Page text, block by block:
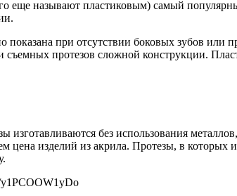
еще называют пластиковым) самый
показана при отсутствии боковых зубов или
съемных протезов сложной конструкции.
изготавливаются без использования
цена изделий из акрила. Протезы, в которых
y1PCOOW1yDo